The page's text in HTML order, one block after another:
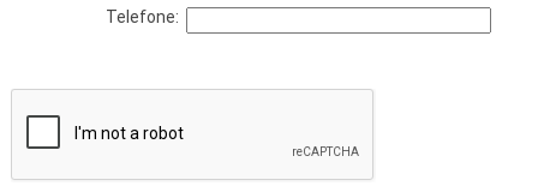
Telefone: